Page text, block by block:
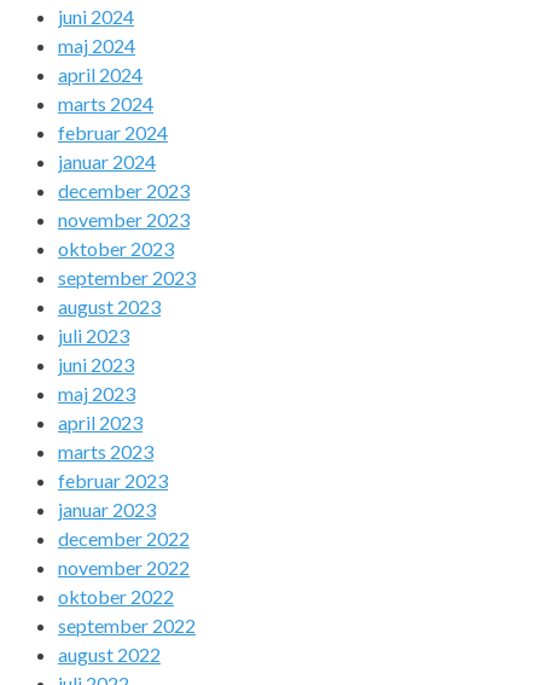
juni 2024
maj 2024
april 2024
marts 2024
februar 2024
januar 2024
december 2023
november 2023
oktober 2023
september 2023
august 2023
juli 2023
juni 2023
maj 2023
april 2023
marts 2023
februar 2023
januar 2023
december 2022
november 2022
oktober 2022
september 2022
august 2022